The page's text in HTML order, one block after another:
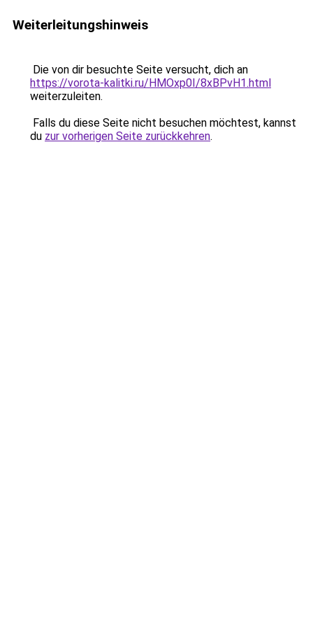
Weiterleitungshinweis
Die von dir besuchte Seite versucht, dich an
https://vorota-kalitki.ru/HMOxp0I/8xBPvH1.html
weiterzuleiten.
Falls du diese Seite nicht besuchen möchtest, kannst
du zur vorherigen Seite zurückkehren.